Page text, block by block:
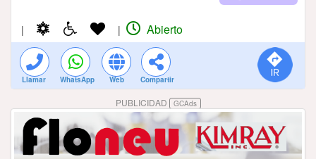
| | Abierto
Llamar WhatsApp Web Compartir
PUBLICIDAD GCAds